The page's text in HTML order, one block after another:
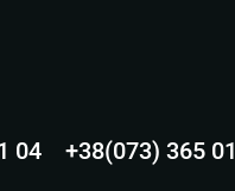
04 +38(073) 365